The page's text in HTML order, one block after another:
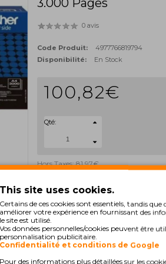
3.000 Pages
0 avis
Code Produit:
4977766819794
Disponibilité:
En Stock
100,82€
Qté:
Hors Taxes: 81,97€
TN3600 TN-3600 TN 3600
This site uses cookies.
Certains de ces cookies sont essentiels, tandis
améliorer votre expérience en fournissant des
le site est utilisé.
Vos données personnelles/cookies peuvent être
personnalisation publicitaire.
Confidentialité et conditions de Google
Pour des informations plus détaillées sur les